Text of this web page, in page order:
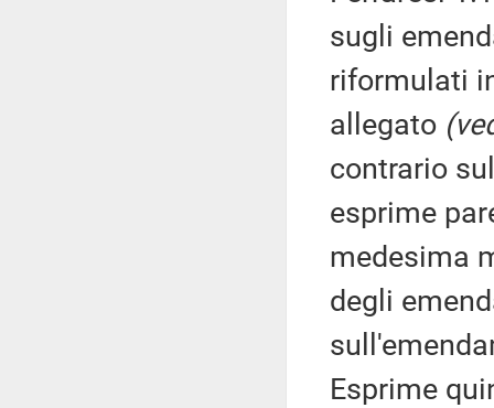
sugli
riformulati
allegato
contrario
esprime
medesima
degli
Esprime